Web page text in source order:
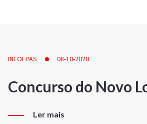
INFOFPAS 08-10-2020
Concurso do Novo
Ler mais